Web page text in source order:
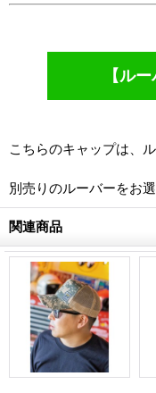
【ル
こちらのキャップは、
別売りのルーバーをお選
関連商品